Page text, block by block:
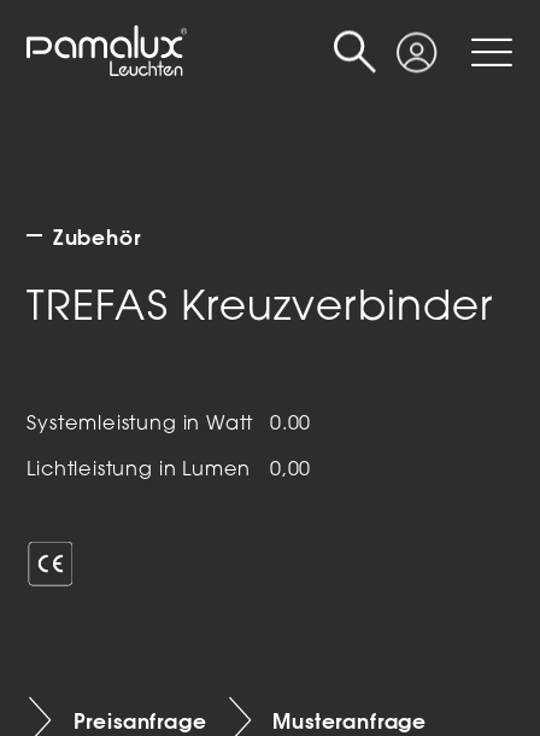
Login
Suche
Zubehör
TREFAS Kreuzverbinder
Systemleistung in Watt 0.00
Lichtleistung in Lumen 0,00
Preisanfrage Musteranfrage